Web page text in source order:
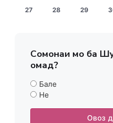
27
28 29
Сомонаи мо ба
омад?
Бале
Не
Овоз